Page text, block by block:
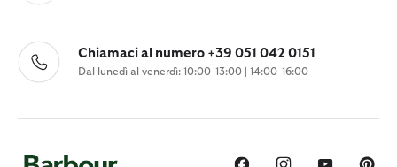
Chiamaci al numero +39 051 042 0151
Dal lunedì al venerdì: 10:00-13:00 | 14:00-16:00